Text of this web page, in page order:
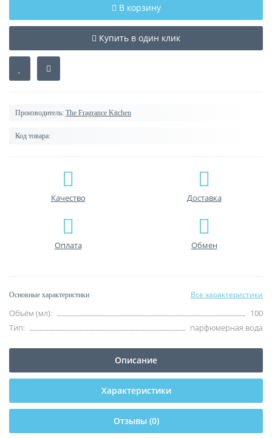
В корзину
Купить в один клик
Производитель: The Fragrance Kitchen
Код товара:
Качество Доставка
Оплата Обмен
Основные характеристики Все характеристики
Объём (мл):
100
Тип:
парфюмерная вода
Описание
Характеристики
Отзывы (0)